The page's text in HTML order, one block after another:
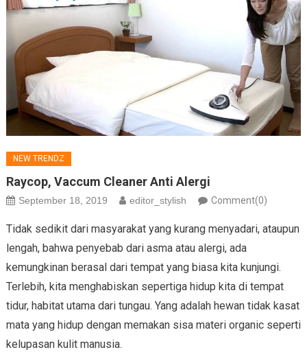
NEW TRENDZ
Raycop, Vaccum Cleaner Anti Alergi
September 18, 2019 editor_stylish Comment(0)
Tidak sedikit dari masyarakat yang kurang menyadari, ataupun
lengah, bahwa penyebab dari asma atau alergi, ada
kemungkinan berasal dari tempat yang biasa kita kunjungi.
Terlebih, kita menghabiskan sepertiga hidup kita di tempat
tidur, habitat utama dari tungau. Yang adalah hewan tidak kasat
mata yang hidup dengan memakan sisa materi organic seperti
kelupasan kulit manusia.